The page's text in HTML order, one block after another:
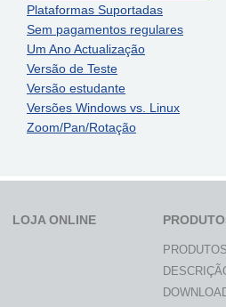
Plataformas Suportadas
Sem pagamentos regulares
Um Ano Actualização
Versão de Teste
Versão estudante
Versões Windows vs. Linux
Zoom/Pan/Rotação
LOJA ONLINE
PRODUTOS